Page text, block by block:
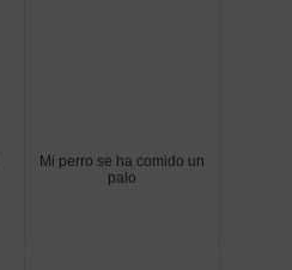
Mi perro se ha comido un
palo